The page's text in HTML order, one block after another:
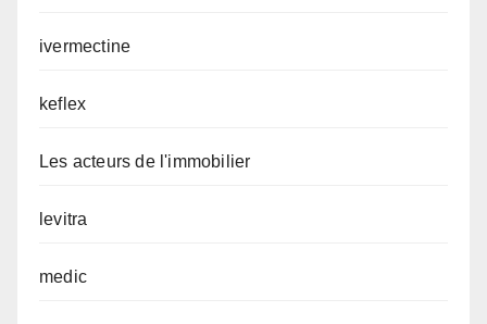
ivermectine
keflex
Les acteurs de l'immobilier
levitra
medic